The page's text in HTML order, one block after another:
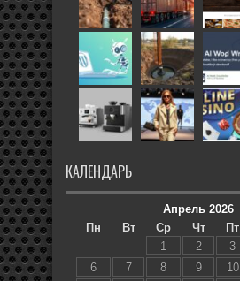
КАЛЕНДАРЬ
Апрель 2026
Пн
Вт Ср Чт Пт
1
2 3
6
7 8 9 10